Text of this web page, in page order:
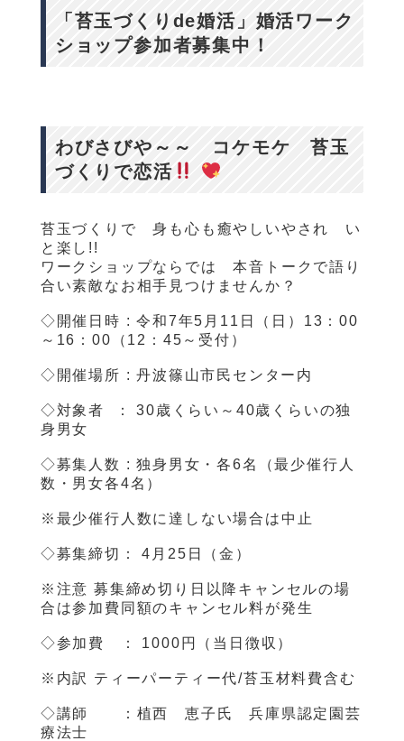
「苔玉づくりde婚活」婚活ワーク
ショップ参加者募集中！
わびさびや～～ コケモケ 苔玉
づくりで恋活
苔玉づくりで 身も心も癒やしいやされ い
と楽し!!
ワークショップならでは 本音トークで語り
合い素敵なお相手見つけませんか？
◇開催日時 : 令和7年5月11日（日）13：00
～16：00（12：45～受付）
◇開催場所 : 丹波篠山市民センター内
◇対象者 ： 30歳くらい～40歳くらいの独
身男女
◇募集人数 : 独身男女・各6名（最少催行人
数・男女各4名）
※最少催行人数に達しない場合は中止
◇募集締切： 4月25日（金）
※注意 募集締め切り日以降キャンセルの場
合は参加費同額のキャンセル料が発生
◇参加費 ： 1000円（当日徴収）
※内訳 ティーパーティー代/苔玉材料費含む
◇講師 ：植西 恵子氏 兵庫県認定園芸
療法士